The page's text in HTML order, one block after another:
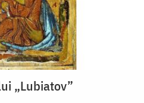
„Lubiatov”